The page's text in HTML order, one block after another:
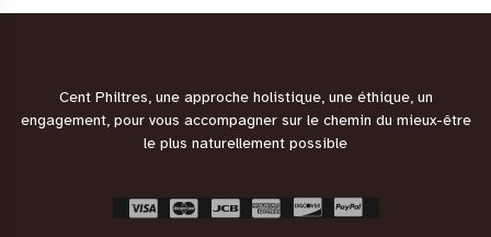
Cent Philtres, une approche holistique, une éthique, un
engagement, pour vous accompagner sur le chemin du mieux-être
le plus naturellement possible